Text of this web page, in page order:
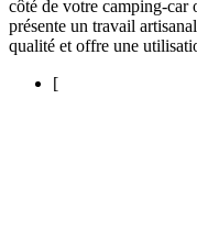
côté de votre camping-car
présente un travail
qualité et offre une
[